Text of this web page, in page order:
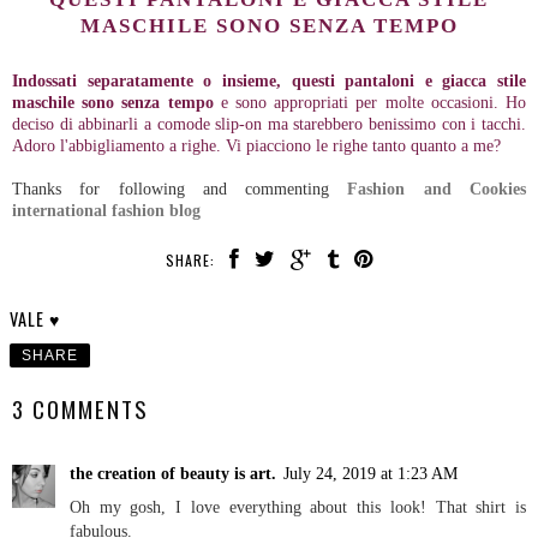
MASCHILE SONO SENZA TEMPO
Indossati separatamente o insieme, questi pantaloni e giacca stile
maschile sono senza tempoe sono appropriati per molte occasioni. Ho
deciso di abbinarli a comode slip-on ma starebbero benissimo con i tacchi.
Adoro l'abbigliamento a righe. Vi piacciono le righe tanto quanto a me?
Thanks for following and commentingFashion and Cookies
international fashion blog
SHARE:
VALE ♥
SHARE
3 COMMENTS
the creation of beauty is art. July 24, 2019 at 1:23 AM
Oh my gosh, I love everything about this look! That shirt is
fabulous.